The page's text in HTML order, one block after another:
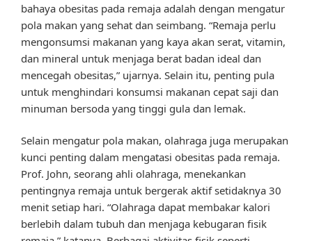
bahaya obesitas pada remaja adalah dengan mengatur
pola makan yang sehat dan seimbang. “Remaja perlu
mengonsumsi makanan yang kaya akan serat, vitamin,
dan mineral untuk menjaga berat badan ideal dan
mencegah obesitas,” ujarnya. Selain itu, penting pula
untuk menghindari konsumsi makanan cepat saji dan
minuman bersoda yang tinggi gula dan lemak.
Selain mengatur pola makan, olahraga juga merupakan
kunci penting dalam mengatasi obesitas pada remaja.
Prof. John, seorang ahli olahraga, menekankan
pentingnya remaja untuk bergerak aktif setidaknya 30
menit setiap hari. “Olahraga dapat membakar kalori
berlebih dalam tubuh dan menjaga kebugaran fisik